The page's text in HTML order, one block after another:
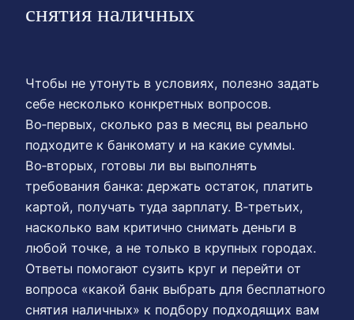
снятия наличных
Чтобы не утонуть в условиях, полезно задать
себе несколько конкретных вопросов.
Во‑первых, сколько раз в месяц вы реально
подходите к банкомату и на какие суммы.
Во‑вторых, готовы ли вы выполнять
требования банка: держать остаток, платить
картой, получать туда зарплату. В‑третьих,
насколько вам критично снимать деньги в
любой точке, а не только в крупных городах.
Ответы помогают сузить круг и перейти от
вопроса «какой банк выбрать для бесплатного
снятия наличных» к подбору подходящих вам